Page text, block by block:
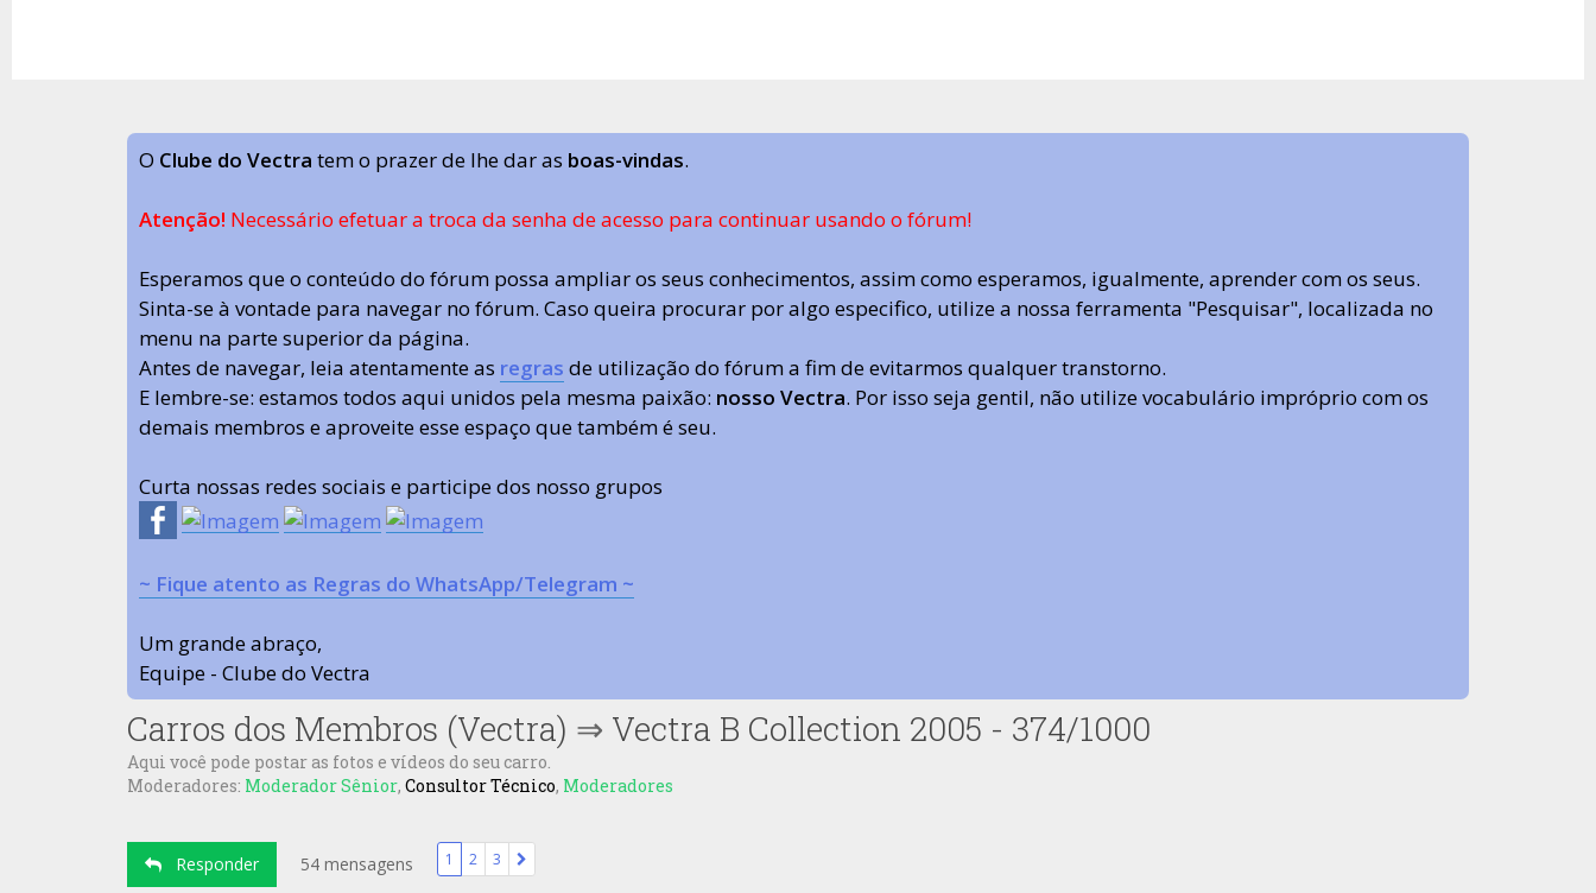
O Clube do Vectra tem o prazer de lhe dar as boas-vindas.
Atenção! Necessário efetuar a troca da senha de acesso para continuar usando o fórum!
Esperamos que o conteúdo do fórum possa ampliar os seus conhecimentos, assim como esperamos, igualmente, aprender com os seus.
Sinta-se à vontade para navegar no fórum. Caso queira procurar por algo especifico, utilize a nossa ferramenta "Pesquisar", localizada no
menu na parte superior da página.
Antes de navegar, leia atentamente as regras de utilização do fórum a fim de evitarmos qualquer transtorno.
E lembre-se: estamos todos aqui unidos pela mesma paixão: nosso Vectra. Por isso seja gentil, não utilize vocabulário impróprio com os
demais membros e aproveite esse espaço que também é seu.
Curta nossas redes sociais e participe dos nosso grupos
~ Fique atento as Regras do WhatsApp/Telegram ~
Um grande abraço,
Equipe - Clube do Vectra
Carros dos Membros (Vectra) ⇒ Vectra B Collection 2005 - 374/1000
Aqui você pode postar as fotos e vídeos do seu carro.
Moderadores: Moderador Sênior, Consultor Técnico, Moderadores
Responder 54 mensagens 1 2 3